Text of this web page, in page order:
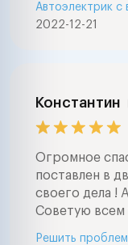
2022-12-21
Автоэлектрик с
Константин
Огромное
поставлен в
своего дела !
Советую всем
Решить